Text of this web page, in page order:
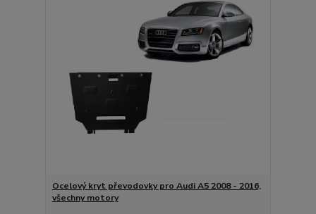
Ocelový kryt převodovky pro Audi A5 2008 - 2016,
všechny motory